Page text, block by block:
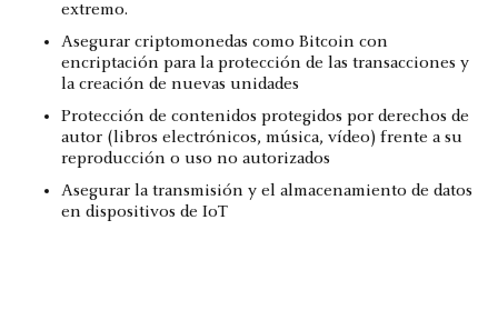
extremo.
Asegurar criptomonedas como Bitcoin con
encriptación para la protección de las transacciones y
la creación de nuevas unidades
Protección de contenidos protegidos por derechos de
autor (libros electrónicos, música, vídeo) frente a su
reproducción o uso no autorizados
Asegurar la transmisión y el almacenamiento de datos
en dispositivos de IoT